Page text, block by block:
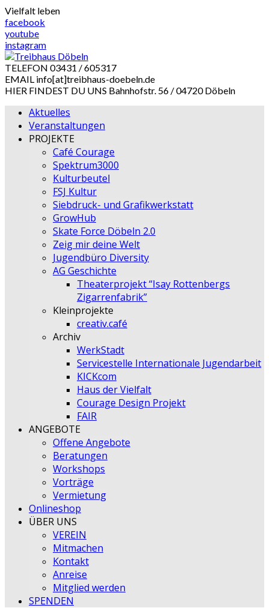
Skip
to
content
Vielfalt leben
facebook
youtube
instagram
TELEFON 03431 / 605317
EMAIL info[at]treibhaus-doebeln.de
HIER FINDEST DU UNS Bahnhofstr. 56 / 04720 Döbeln
Aktuelles
Veranstaltungen
PROJEKTE
Café Courage
Spektrum3000
Kulturbeutel
FSJ Kultur
Siebdruck- und Grafikwerkstatt
GrowHub
Skate Force Döbeln 2.0
Zeig mir deine Welt
Jugendbüro Diversity
AG Geschichte
Theaterprojekt “Isay Rottenbergs
Zigarrenfabrik”
Kleinprojekte
creativ.café
Archiv
WerkStadt
Servicestelle Internationale Jugendarbeit
KICKcom
Haus der Vielfalt
Courage Design Projekt
FAIR
ANGEBOTE
Offene Angebote
Beratungen
Workshops
Vorträge
Vermietung
Onlineshop
ÜBER UNS
VEREIN
Mitmachen
Kontakt
Anreise
Mitglied werden
SPENDEN